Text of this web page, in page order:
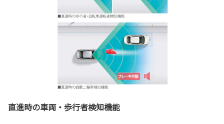
直進時の車両・歩行者検知機能